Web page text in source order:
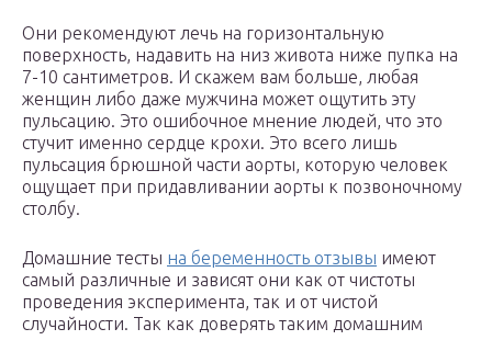
Они рекомендуют лечь на горизонтальную
поверхность, надавить на низ живота ниже пупка на
7-10 сантиметров. И скажем вам больше, любая
женщин либо даже мужчина может ощутить эту
пульсацию. Это ошибочное мнение людей, что это
стучит именно сердце крохи. Это всего лишь
пульсация брюшной части аорты, которую человек
ощущает при придавливании аорты к позвоночному
столбу.
Домашние тесты на беременность отзывы имеют
самый различные и зависят они как от чистоты
проведения эксперимента, так и от чистой
случайности. Так как доверять таким домашним